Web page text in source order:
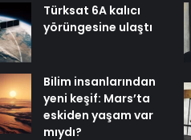
Türksat 6A kalıcı
yörüngesine ulaştı
Bilim insanlarından
yeni keşif: Mars’ta
eskiden yaşam var
mıydı?